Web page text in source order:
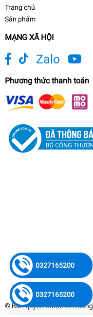
Trang chủ
Sản phẩm
MẠNG XÃ HỘI
Zalo
Phương thức thanh toán
© Bản quyền thuộc về
0327165200
0327165200